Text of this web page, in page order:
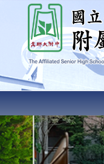
內
容
國立高雄師範大學
High School of
AFFILIATED